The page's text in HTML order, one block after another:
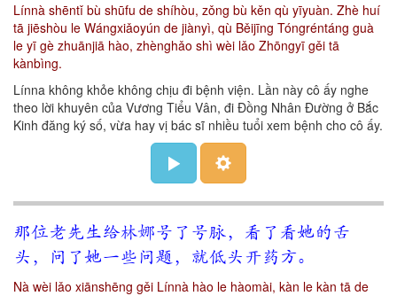
Línnà shēntǐ bù shūfu de shíhòu, zǒng bù kěn qù yīyuàn. Zhè huí
tā jiēshòu le Wángxiǎoyún de jiànyì, qù Běijīng Tóngréntáng guà
le yī gè zhuānjiā hào, zhènghǎo shì wèi lǎo Zhōngyī gěi tā
kànbìng.
Línna không khỏe không chịu đi bệnh viện. Lần này cô ấy nghe
theo lời khuyên của Vương Tiểu Vân, đi Đồng Nhân Đường ở Bắc
Kinh đăng ký số, vừa hay vị bác sĩ nhiều tuổi xem bệnh cho cô ấy.
那位老先生给林娜号了号脉，看了看她的舌
头，问了她一些问题，就低头开药方。
Nà wèi lǎo xiānshēng gěi Línnà hào le hàomài, kàn le kàn tā de